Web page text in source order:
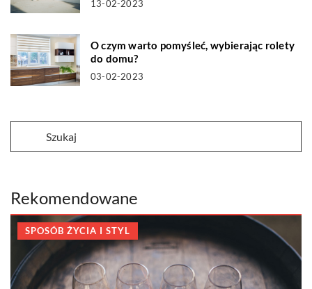
13-02-2023
O czym warto pomyśleć, wybierając rolety
do domu?
03-02-2023
Rekomendowane
SPOSÓB ŻYCIA I STYL